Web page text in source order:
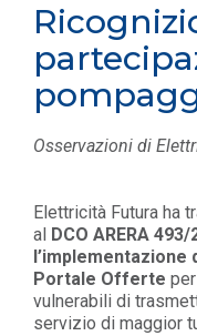
Osservazioni di
Elettricità Futura ha
al DCO ARERA
l’implementazione
Portale Offerte
vulnerabili di
servizio di maggior